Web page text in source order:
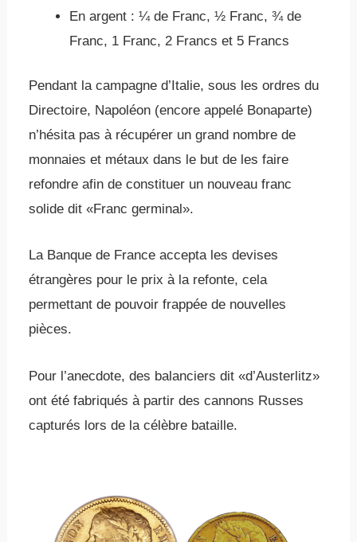
En argent : ¼ de Franc, ½ Franc, ¾ de
Franc, 1 Franc, 2 Francs et 5 Francs
Pendant la campagne d’Italie, sous les ordres du
Directoire, Napoléon (encore appelé Bonaparte)
n’hésita pas à récupérer un grand nombre de
monnaies et métaux dans le but de les faire
refondre afin de constituer un nouveau franc
solide dit «Franc germinal».
La Banque de France accepta les devises
étrangères pour le prix à la refonte, cela
permettant de pouvoir frappée de nouvelles
pièces.
Pour l’anecdote, des balanciers dit «d’Austerlitz»
ont été fabriqués à partir des cannons Russes
capturés lors de la célèbre bataille.